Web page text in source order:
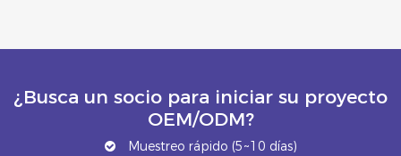
¿Busca un socio para iniciar su proyecto
OEM/ODM?
Muestreo rápido (5~10 días)